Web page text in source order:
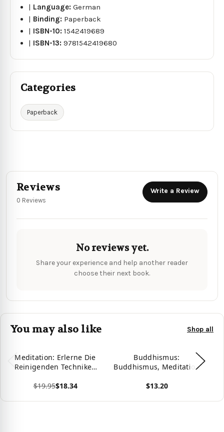
| Language:German
| Binding: Paperback
| ISBN-10:1542419689
| ISBN-13:9781542419680
Categories
Paperback
Reviews
0 Reviews
Write a Review
No reviews yet.
Share your experience and help another reader
choose their next book.
You may also like Shop all
Meditation: Erlerne Die
Reinigenden Techniken
Mehr Achtsamkeit
Meditation Ihre Innere
$19.95$18.34
Buddhismus:
Buddhismus, Meditation
Anfänger (German
$13.20